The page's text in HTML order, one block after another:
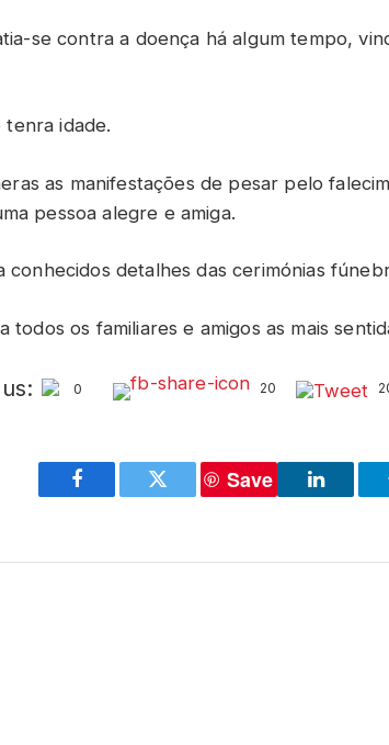
se contra a doença há algum tempo,
tenra idade.
as manifestações de pesar pelo
pessoa alegre e amiga.
conhecidos detalhes das cerimónias
todos os familiares e amigos as mais
0 20
Facebook Twitter
Save
LinkedIn